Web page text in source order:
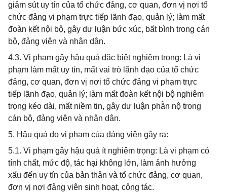
giảm sút uy tín của tổ chức đảng, cơ quan, đơn vị nơi tổ
chức đảng vi phạm trực tiếp lãnh đạo, quản lý; làm mất
đoàn kết nội bộ, gây dư luận bức xúc, bất bình trong cán
bộ, đảng viên và nhân dân.
4.3. Vi phạm gây hậu quả đặc biệt nghiêm trọng: Là vi
phạm làm mất uy tín, mất vai trò lãnh đạo của tổ chức
đảng, cơ quan, đơn vị nơi tổ chức đảng vi phạm trực
tiếp lãnh đạo, quản lý; làm mất đoàn kết nội bộ nghiêm
trọng kéo dài, mất niềm tin, gây dư luận phẫn nộ trong
cán bộ, đảng viên và nhân dân.
5. Hậu quả do vi phạm của đảng viên gây ra:
5.1. Vi phạm gây hậu quả ít nghiêm trọng: Là vi phạm có
tính chất, mức độ, tác hại không lớn, làm ảnh hưởng
xấu đến uy tín của bản thân và tổ chức đảng, cơ quan,
đơn vị nơi đảng viên sinh hoạt, công tác.